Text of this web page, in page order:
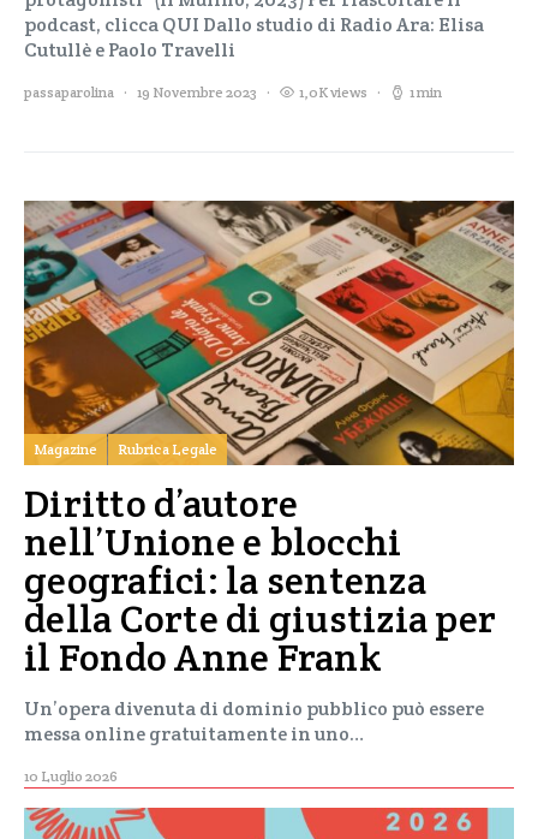
podcast, clicca QUI Dallo studio di Radio Ara: Elisa
Cutullè e Paolo Travelli
passaparolina 19 Novembre 2023 1,0K views 1 min
Magazine Rubrica Legale
Diritto d’autore
nell’Unione e blocchi
geografici: la sentenza
della Corte di giustizia per
il Fondo Anne Frank
Un’opera divenuta di dominio pubblico può essere
messa online gratuitamente in uno…
10 Luglio 2026